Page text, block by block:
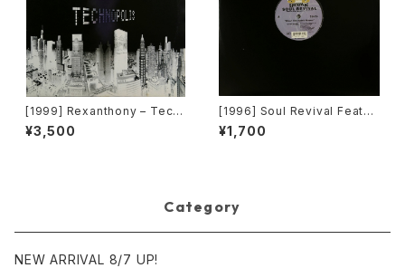
[1999] Rexanthony – Tech
nopolis [Franton]
¥3,500
[1996] Soul Revival Featuri
ng Capathia Jenkins – Whe
n The Spirit Moves [Sub-U
¥1,700
Category
NEW ARRIVAL 8/7 UP!